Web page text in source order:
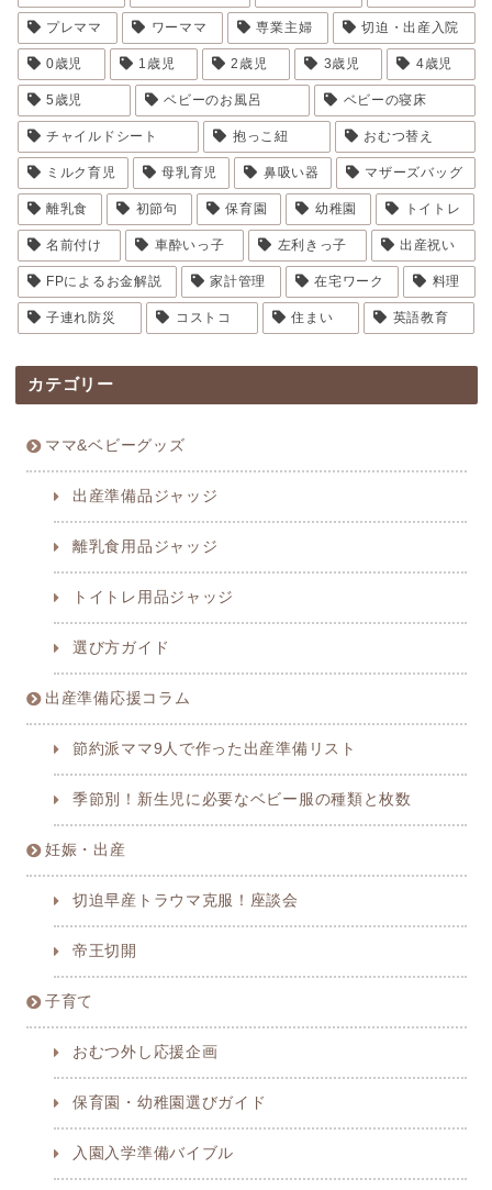
プレママ ワーママ 専業主婦 切迫・出産入院
0歳児 1歳児 2歳児 3歳児 4歳児
5歳児 ベビーのお風呂 ベビーの寝床
チャイルドシート 抱っこ紐 おむつ替え
ミルク育児 母乳育児 鼻吸い器 マザーズバッグ
離乳食 初節句 保育園 幼稚園 トイトレ
名前付け 車酔いっ子 左利きっ子 出産祝い
FPによるお金解説 家計管理 在宅ワーク 料理
子連れ防災 コストコ 住まい 英語教育
カテゴリー
ママ&ベビーグッズ
出産準備品ジャッジ
離乳食用品ジャッジ
トイトレ用品ジャッジ
選び方ガイド
出産準備応援コラム
節約派ママ9人で作った出産準備リスト
季節別！新生児に必要なベビー服の種類と枚数
妊娠・出産
切迫早産トラウマ克服！座談会
帝王切開
子育て
おむつ外し応援企画
保育園・幼稚園選びガイド
入園入学準備バイブル